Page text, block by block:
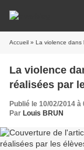
Accueil » La violence dans
La violence
réalisées par
Publié le 10/02/2014 à
Par Louis BRUN